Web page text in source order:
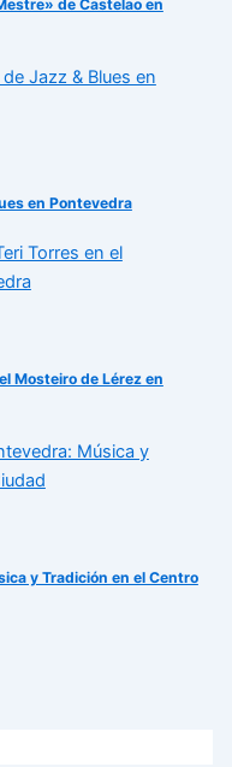
de Castelao en
en Pontevedra
Mosteiro de Lérez en
y Tradición en el Centro